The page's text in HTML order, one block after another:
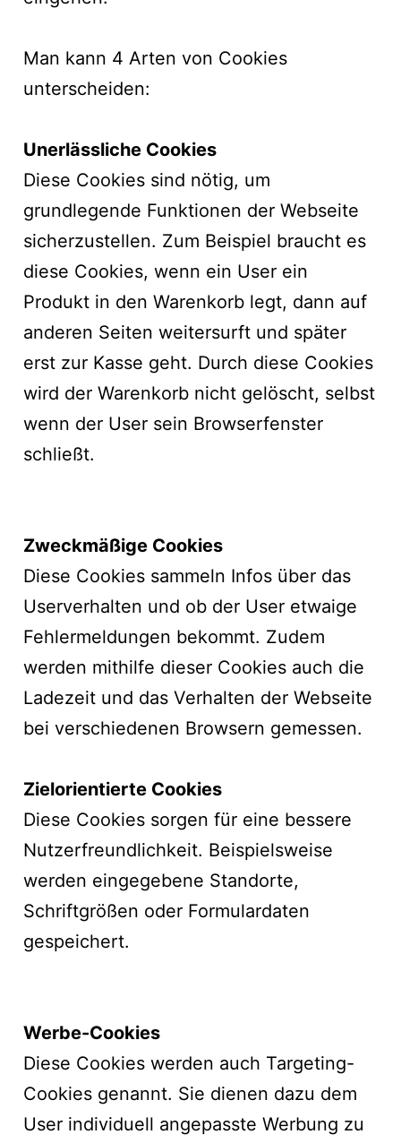
Man kann 4 Arten von Cookies
unterscheiden:
Unerlässliche Cookies
Diese Cookies sind nötig, um
grundlegende Funktionen der Webseite
sicherzustellen. Zum Beispiel braucht es
diese Cookies, wenn ein User ein
Produkt in den Warenkorb legt, dann auf
anderen Seiten weitersurft und später
erst zur Kasse geht. Durch diese Cookies
wird der Warenkorb nicht gelöscht, selbst
wenn der User sein Browserfenster
schließt.
Zweckmäßige Cookies
Diese Cookies sammeln Infos über das
Userverhalten und ob der User etwaige
Fehlermeldungen bekommt. Zudem
werden mithilfe dieser Cookies auch die
Ladezeit und das Verhalten der Webseite
bei verschiedenen Browsern gemessen.
Zielorientierte Cookies
Diese Cookies sorgen für eine bessere
Nutzerfreundlichkeit. Beispielsweise
werden eingegebene Standorte,
Schriftgrößen oder Formulardaten
gespeichert.
Werbe-Cookies
Diese Cookies werden auch Targeting-
Cookies genannt. Sie dienen dazu dem
User individuell angepasste Werbung zu